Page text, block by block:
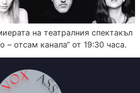
на театралния спектакъл
– отсам канала“ от 19:30 часа.